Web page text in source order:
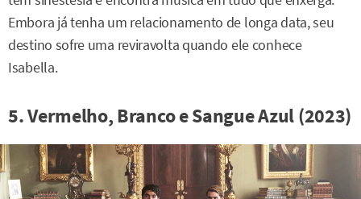
Embora já tenha um relacionamento de longa data, seu
destino sofre uma reviravolta quando ele conhece
Isabella.
5. Vermelho, Branco e Sangue Azul (2023)